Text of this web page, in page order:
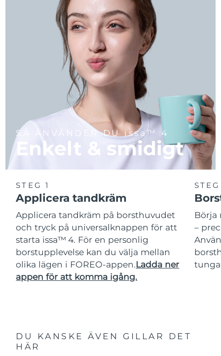
SÅ ANVÄNDER DU issa™ 4
Enkelt & smidigt
STEG 1
Applicera tandkräm
Applicera tandkräm på borsthuvudet
och tryck på universalknappen för att
starta issa™ 4. För en personlig
borstupplevelse kan du välja mellan
olika lägen i FOREO-appen.Ladda ner
appen för att komma igång.
Börja
–
DU KANSKE ÄVEN GILLAR DET
HÄR